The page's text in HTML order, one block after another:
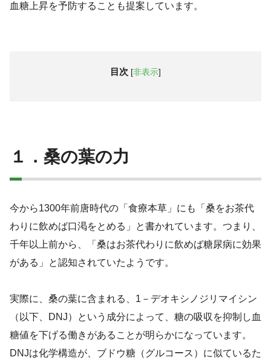
血糖上昇を予防することも提案しています。
目次 [非表示]
１．桑の葉の力
今から1300年前唐時代の「食療本草」にも「桑をお茶代
わりに飲めば口渇をとめる」と書かれています。つまり、
千年以上前から、「桑はお茶代わりに飲めば糖尿病に効果
がある」と認知されていたようです。
実際に、桑の葉に含まれる、1－デオキシノジリマイシン
（以下、DNJ）という成分によって、糖の吸収を抑制し血
糖値を下げる働きがあることが明らかになっています。
DNJは化学構造が、ブドウ糖（グルコース）に似ているた